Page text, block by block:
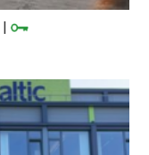
|